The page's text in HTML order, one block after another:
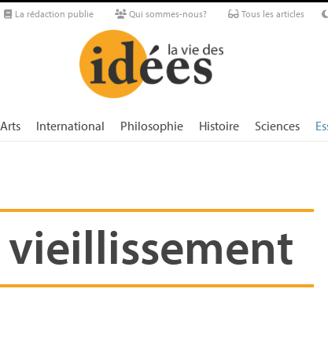
La rédaction publie Qui sommes-nous? Tous les articles
Arts International Philosophie Histoire Sciences
vieillissement